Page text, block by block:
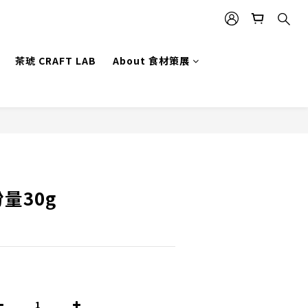
茶琥 CRAFT LAB About 食材策展
30g